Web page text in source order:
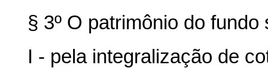
§ 3º O patrimônio do fundo
I - pela integralização de